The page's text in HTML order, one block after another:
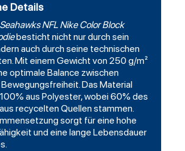
Details
NFL Nike Color Block
besticht nicht nur durch sein
auch durch seine technischen
Mit einem Gewicht von 250 g/m²
optimale Balance zwischen
Das Material
aus Polyester, wobei 60% des
recycelten Quellen stammen.
sorgt für eine hohe
und eine lange Lebensdauer